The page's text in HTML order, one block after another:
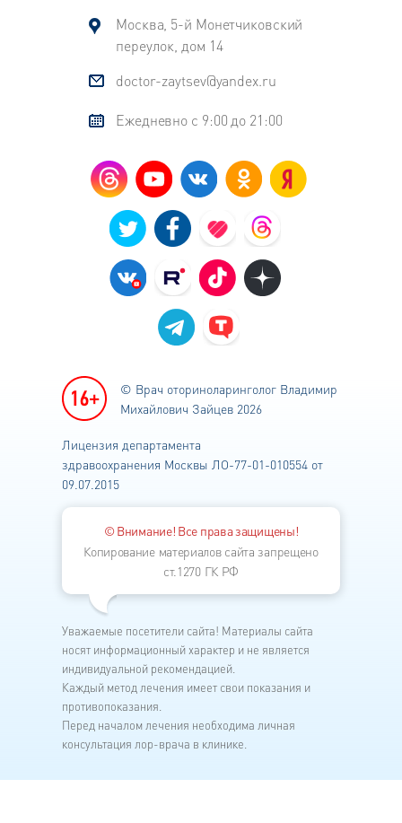
Москва, 5-й Монетчиковский
переулок, дом 14
doctor-zaytsev@yandex.ru
Ежедневно с 9:00 до 21:00
© Врач оториноларинголог Владимир
Михайлович Зайцев 2026
Лицензия департамента
здравоохранения Москвы ЛО-77-01-010554 от
09.07.2015
© Внимание! Все права защищены!
Копирование материалов сайта запрещено
ст.1270 ГК РФ
Уважаемые посетители сайта! Материалы сайта
носят информационный характер и не является
индивидуальной рекомендацией.
Каждый метод лечения имеет свои показания и
противопоказания.
Перед началом лечения необходима личная
консультация лор-врача в клинике.